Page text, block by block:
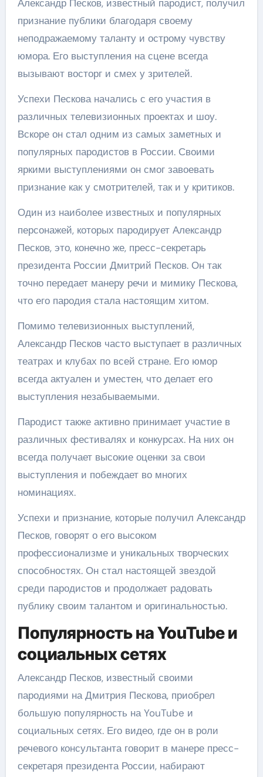
Александр Песков, известный пародист, получил
признание публики благодаря своему
неподражаемому таланту и острому чувству
юмора. Его выступления на сцене всегда
вызывают восторг и смех у зрителей.
Успехи Пескова начались с его участия в
различных телевизионных проектах и шоу.
Вскоре он стал одним из самых заметных и
популярных пародистов в России. Своими
яркими выступлениями он смог завоевать
признание как у смотрителей, так и у критиков.
Один из наиболее известных и популярных
персонажей, которых пародирует Александр
Песков, это, конечно же, пресс-секретарь
президента России Дмитрий Песков. Он так
точно передает манеру речи и мимику Пескова,
что его пародия стала настоящим хитом.
Помимо телевизионных выступлений,
Александр Песков часто выступает в различных
театрах и клубах по всей стране. Его юмор
всегда актуален и уместен, что делает его
выступления незабываемыми.
Пародист также активно принимает участие в
различных фестивалях и конкурсах. На них он
всегда получает высокие оценки за свои
выступления и побеждает во многих
номинациях.
Успехи и признание, которые получил Александр
Песков, говорят о его высоком
профессионализме и уникальных творческих
способностях. Он стал настоящей звездой
среди пародистов и продолжает радовать
публику своим талантом и оригинальностью.
Популярность на YouTube и
социальных сетях
Александр Песков, известный своими
пародиями на Дмитрия Пескова, приобрел
большую популярность на YouTube и
социальных сетях. Его видео, где он в роли
речевого консультанта говорит в манере пресс-
секретаря президента России, набирают